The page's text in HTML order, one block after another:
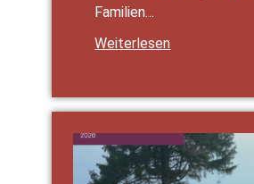
Fami­li­en…
Wei­ter­le­sen